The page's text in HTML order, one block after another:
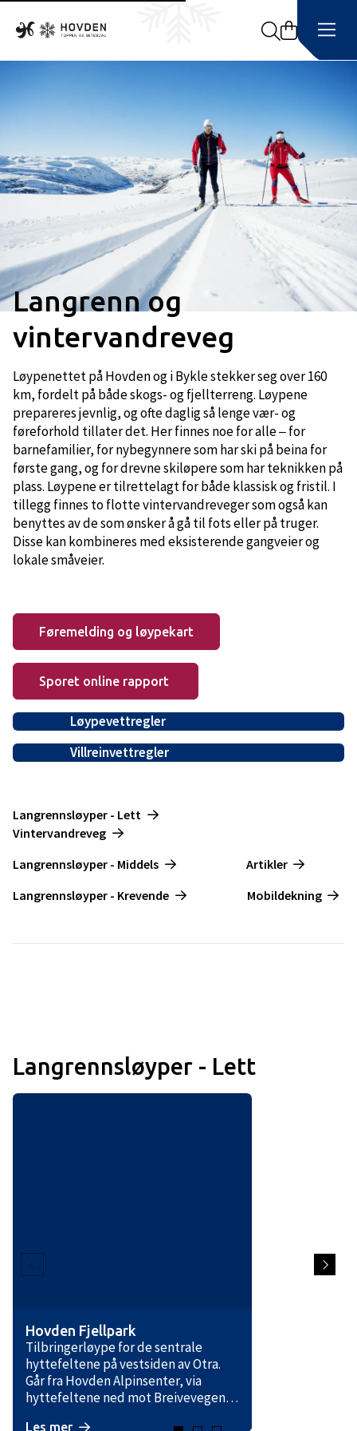
Search
Langrenn og
vintervandreveg
Løypenettet på Hovden og i Bykle stekker seg over 160
km, fordelt på både skogs- og fjellterreng. Løypene
prepareres jevnlig, og ofte daglig så lenge vær- og
føreforhold tillater det. Her finnes noe for alle– for
barnefamilier, for nybegynnere som har ski på beina for
første gang, og for drevne skiløpere som har teknikken på
plass. Løypene er tilrettelagt for både klassisk og fristil. I
tillegg finnes to flotte vintervandreveger som også kan
benyttes av de som ønsker å gå til fots eller på truger.
Disse kan kombineres med eksisterende gangveier og
lokale småveier.
Føremelding og løypekart
Sporet online rapport
Løypevettregler
Villreinvettregler
Langrennsløyper - Lett --------------------
Vintervandreveg
Langrennsløyper - Middels
--------------- Artikler
Langrennsløyper - Krevende
------------- Mobildekning
Langrennsløyper - Lett
Hovden Fjellpark
Tilbringerløype for de sentrale
hyttefeltene på vestsiden av Otra.
Går fra Hovden Alpinsenter, via
hyttefeltene ned mot Breivevegen.
Les mer